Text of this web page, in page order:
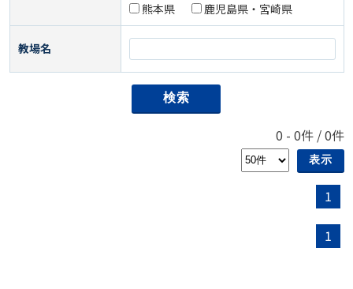
熊本県
鹿児島県・宮崎県
教場名
0 - 0件 /0件
1
1